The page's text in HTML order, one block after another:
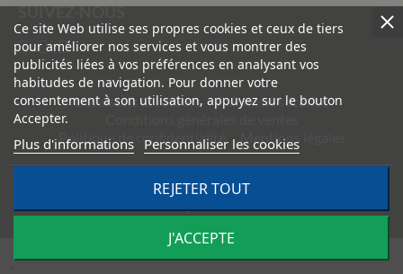
SUIVEZ-NOUS
Livraisons et retours
Paiement sécurisé
Politique de confidentialité
Mentions légales
TRACTO PIÈCES - Conception & réalisation :
Ce site Web utilise ses propres cookies et ceux de tiers
pour améliorer nos services et vous montrer des
publicités liées à vos préférences en analysant vos
habitudes de navigation. Pour donner votre
consentement à son utilisation, appuyez sur le bouton
Accepter.
Plus d'informations Personnaliser les cookies
REJETER TOUT
J'ACCEPTE